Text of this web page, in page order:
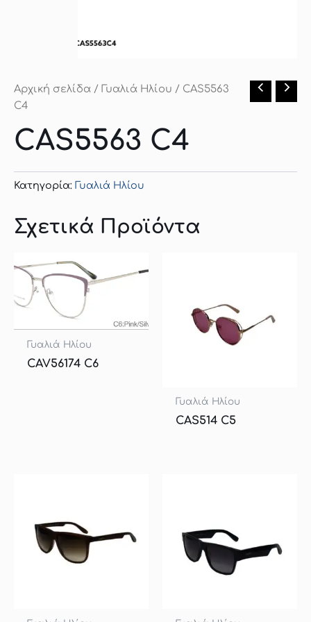
Αρχική σελίδα / Γυαλιά Ηλίου / CAS5563
C4
CAS5563 C4
Κατηγορία: Γυαλιά Ηλίου
Σχετικά Προϊόντα
Γυαλιά Ηλίου
CAV56174 C6
Γυαλιά Ηλίου
CAS514 C5